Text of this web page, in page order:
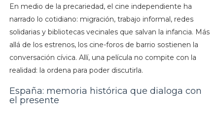
En medio de la precariedad, el cine independiente ha
narrado lo cotidiano: migración, trabajo informal, redes
solidarias y bibliotecas vecinales que salvan la infancia. Más
allá de los estrenos, los cine-foros de barrio sostienen la
conversación cívica. Allí, una película no compite con la
realidad: la ordena para poder discutirla.
España: memoria histórica que dialoga con
el presente